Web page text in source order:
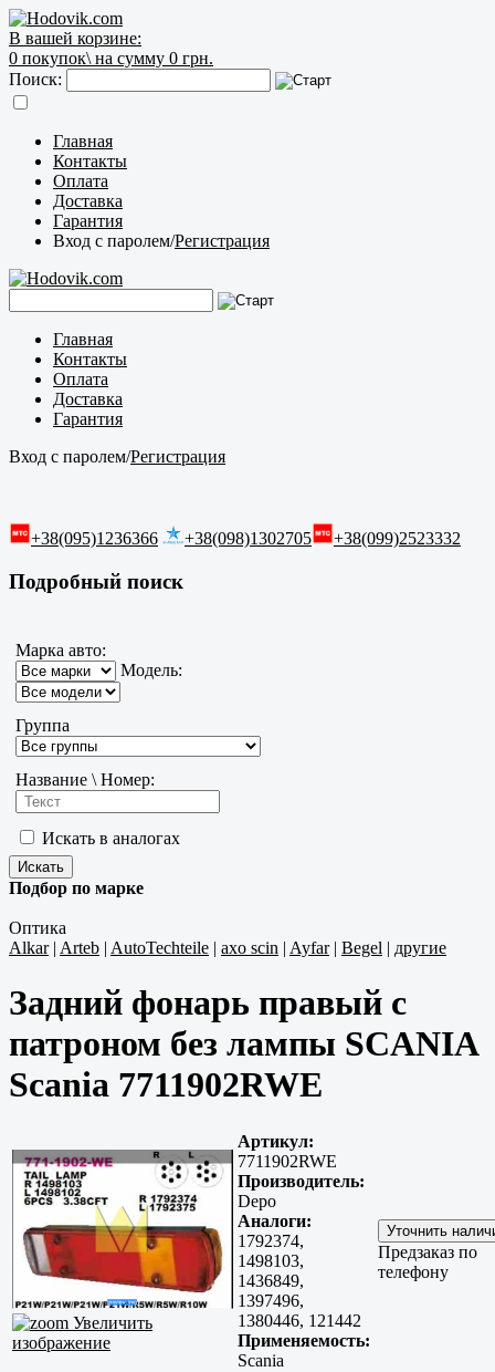
В вашей корзине:
0 покупок\ на сумму 0 грн.
Поиск:
Главная
Контакты
Оплата
Доставка
Гарантия
Вход с паролем/Регистрация
Главная
Контакты
Оплата
Доставка
Гарантия
Вход с паролем/Регистрация
+38(095)1236366 +38(098)1302705 +38(099)2523332
Подробный поиск
Марка авто:
Модель:
Группа
Название \ Номер:
Искать в аналогах
Подбор по марке
Оптика
Alkar| Arteb | AutoTechteile | axo scin | Ayfar| Begel | другие
Задний фонарь правый с
патроном без лампы SCANIA
Scania 7711902RWE
Увеличить
изображение
Артикул:
7711902RWE
Производитель:
Depo
Аналоги:
1792374,
1498103,
1436849,
1397496,
1380446, 121442
Применяемость:
Scania
Предзаказ по
телефону